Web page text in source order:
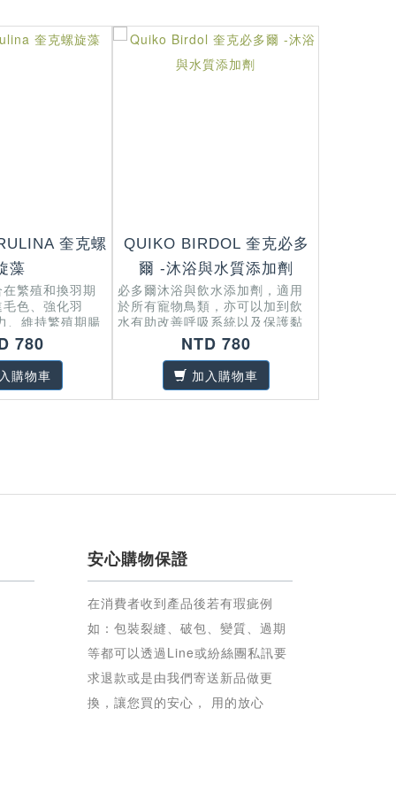
奎克螺
藻
繁殖和換羽期
色、強化羽
、維持繁殖期腸
780
購物車
QUIKO BIRDOL 奎克必多
爾 -沐浴與水質添加劑
必多爾沐浴與飲水添加劑，適用
於所有寵物鳥類，亦可以加到飲
水有助改善呼吸系統以及保護黏
NTD 780
加入購物車
安心購物保證
在消費者收到產品後若有瑕疵例
如：包裝裂縫、破包、變質、過期
等都可以透過Line或紛絲團私訊要
求退款或是由我們寄送新品做更
換，讓您買的安心， 用的放心